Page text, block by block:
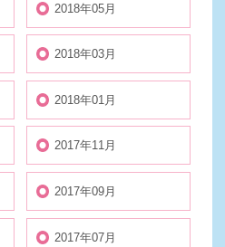
2018年05月
2018年03月
2018年01月
2017年11月
2017年09月
2017年07月